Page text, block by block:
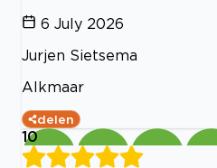
6 July 2026
Jurjen Sietsema
Alkmaar
delen
10